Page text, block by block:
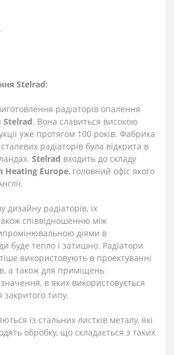
Stelrad:
радіаторів опалення
Stelrad. Вона славиться високою
уже протягом 100 років. Фабрика
радіаторів була відкрита в
Stelrad входить до складу
Heating Europe, головний офіс якого
дизайну радіаторів, їх
співвідношенню між
діями в
буде тепло і затишно. Радіатори
використовують в проектуванні
а також для приміщень
в яких використовується
типу.
із стальних листків металу, які
обробку, що складається з таких